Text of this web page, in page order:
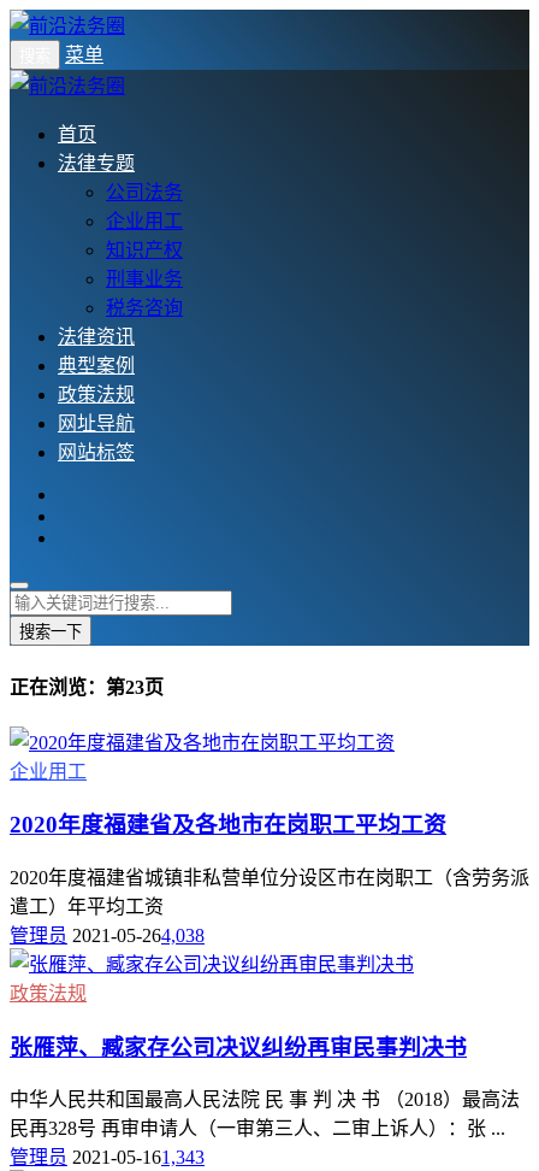
菜单
首页
法律专题
公司法务
企业用工
知识产权
刑事业务
税务咨询
法律资讯
典型案例
政策法规
网址导航
网站标签
搜索一下
正在浏览：第23页
企业用工
2020年度福建省及各地市在岗职工平均工资
2020年度福建省城镇非私营单位分设区市在岗职工（含劳务派
遣工）年平均工资
管理员 2021-05-264,038
政策法规
张雁萍、臧家存公司决议纠纷再审民事判决书
中华人民共和国最高人民法院 民 事 判 决 书 （2018）最高法
民再328号 再审申请人（一审第三人、二审上诉人）：张 ...
管理员 2021-05-161,343